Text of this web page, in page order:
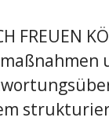
FREUEN